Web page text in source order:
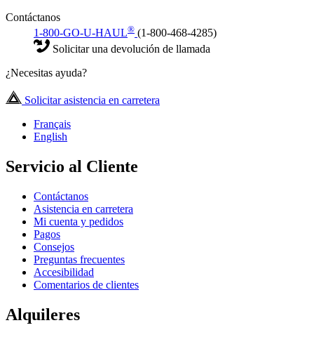
Contáctanos
1-800-GO-U-HAUL® (1-800-468-4285)
Solicitar una devolución de llamada
¿Necesitas ayuda?
Solicitar asistencia en carretera
Français
English
Servicio al Cliente
Contáctanos
Asistencia en carretera
Mi cuenta y pedidos
Pagos
Consejos
Preguntas frecuentes
Accesibilidad
Comentarios de clientes
Alquileres